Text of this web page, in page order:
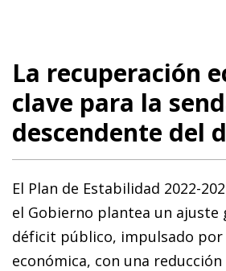
La recuperación
clave para la
descendente del
El Plan de Estabilidad 2022-
el Gobierno plantea un ajuste
déficit público, impulsado por
económica, con una reducción